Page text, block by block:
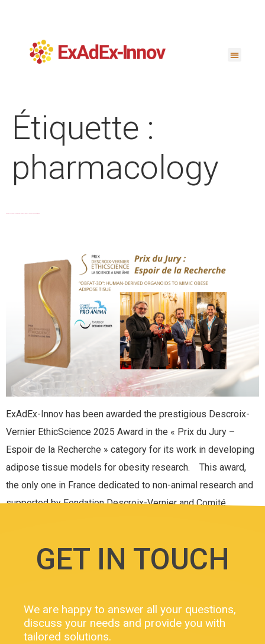
Étiquette :
pharmacology
ExAdEx-Innov has been awarded the prestigious Descroix-
Vernier EthicScience 2025 Award in the « Prix du Jury –
Espoir de la Recherche » category for its work in developing
adipose tissue models for obesity research. This award,
the only one in France dedicated to non-animal research and
supported by Fondation Descroix-Vernier and Comité
GET IN TOUCH
We are happy to answer all your questions,
discuss your needs and provide you with
tailored solutions.